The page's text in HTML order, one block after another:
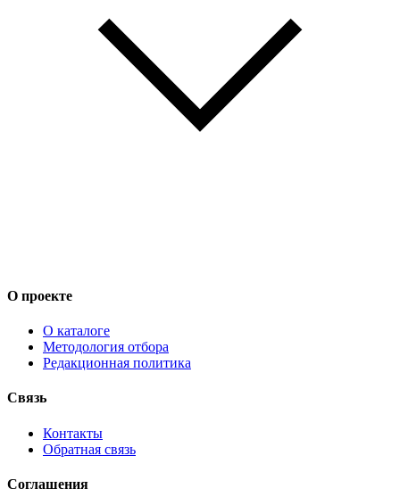
О проекте
О каталоге
Методология отбора
Редакционная политика
Связь
Контакты
Обратная связь
Соглашения